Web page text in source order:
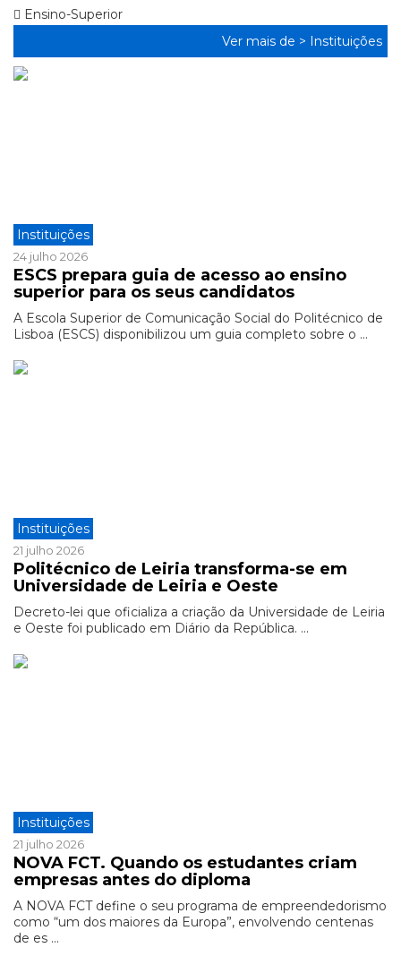
Ensino-Superior
Ver mais de > Instituições
Instituições
24 julho 2026
ESCS prepara guia de acesso ao ensino
superior para os seus candidatos
A Escola Superior de Comunicação Social do Politécnico de
Lisboa (ESCS) disponibilizou um guia completo sobre o ...
Instituições
21 julho 2026
Politécnico de Leiria transforma-se em
Universidade de Leiria e Oeste
Decreto-lei que oficializa a criação da Universidade de Leiria
e Oeste foi publicado em Diário da República. ...
Instituições
21 julho 2026
NOVA FCT. Quando os estudantes criam
empresas antes do diploma
A NOVA FCT define o seu programa de empreendedorismo
como “um dos maiores da Europa”, envolvendo centenas
de es ...